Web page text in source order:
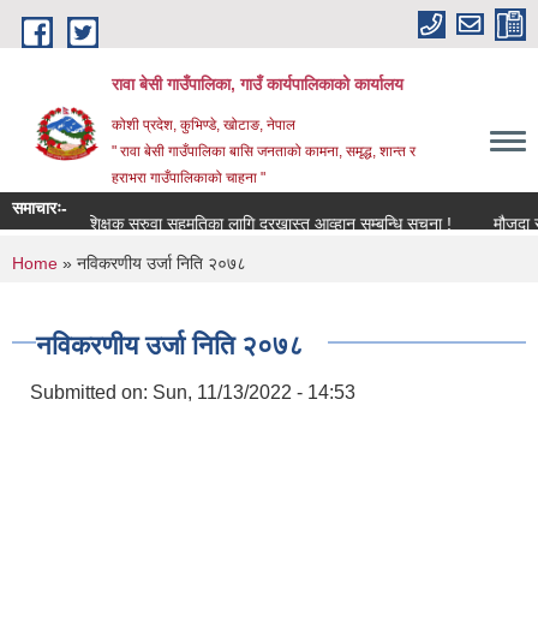
Skip to main content
रावा बेसी गाउँपालिका, गाउँ कार्यपालिकाको कार्यालय
कोशी प्रदेश, कुभिण्डे, खोटाङ, नेपाल
" रावा बेसी गाउँपालिका बासि जनताको कामना, समृद्ध, शान्त र
हराभरा गाउँपालिकाको चाहना "
समाचारः-
शिक्षक सरुवा सहमतिका लागि दरखास्त आव्हान सम्बन्धि सूचना !
मौजुदा
You are here
Home » नविकरणीय उर्जा निति २०७८
नविकरणीय उर्जा निति २०७८
Submitted on: Sun, 11/13/2022 - 14:53